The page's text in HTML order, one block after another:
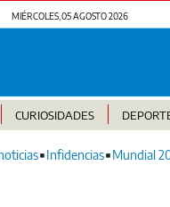
MIÉRCOLES, 05 AGOSTO 2026
CURIOSIDADES
Infidencias Mundial